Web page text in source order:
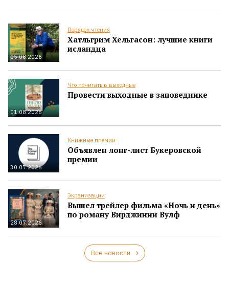
05.08.2026
Порядок чтения
Хатльгрим Хельгасон: лучшие книги
исландца
01.08.2026
Что почитать в выходные
Провести выходные в заповеднике
30.07.2026
Книжные премии
Объявлен лонг-лист Букеровской
премии
28.07.2026
Экранизации
Вышел трейлер фильма «Ночь и день»
по роману Вирджинии Вулф
Все новости